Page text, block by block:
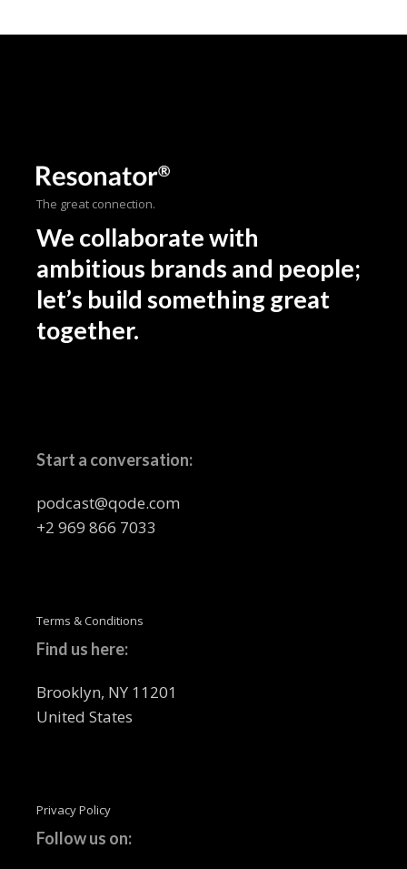
The great connection.
We collaborate with
ambitious brands and people;
let’s build something great
together.
Start a conversation:
podcast@qode.com
+2 969 866 7033
Terms & Conditions
Find us here:
Brooklyn, NY 11201
United States
Privacy Policy
Follow us on: